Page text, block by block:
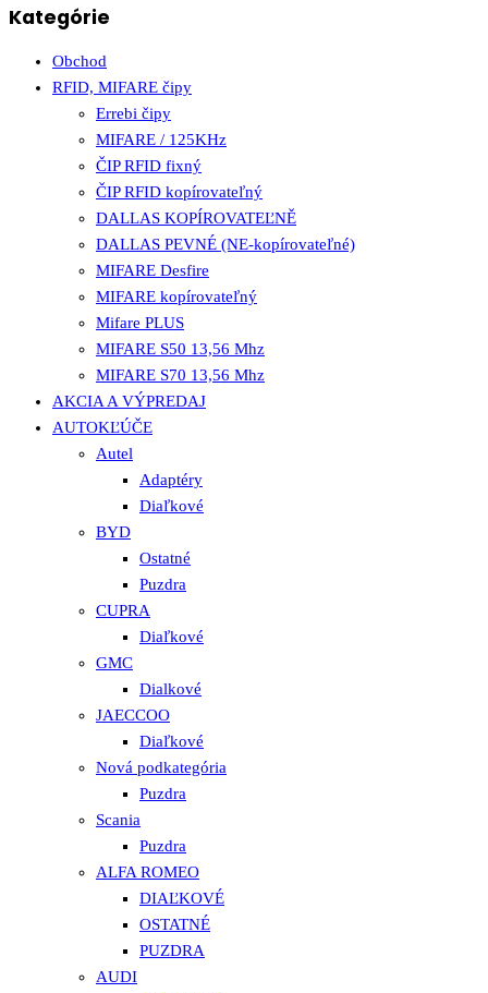
Kategórie
Obchod
RFID, MIFARE čipy
Errebi čipy
MIFARE / 125KHz
ČIP RFID fixný
ČIP RFID kopírovateľný
DALLAS KOPÍROVATEĽNĚ
DALLAS PEVNÉ (NE-kopírovateľné)
MIFARE Desfire
MIFARE kopírovateľný
Mifare PLUS
MIFARE S50 13,56 Mhz
MIFARE S70 13,56 Mhz
AKCIA A VÝPREDAJ
AUTOKĽÚČE
Autel
Adaptéry
Diaľkové
BYD
Ostatné
Puzdra
CUPRA
Diaľkové
GMC
Dialkové
JAECCOO
Diaľkové
Nová podkategória
Puzdra
Scania
Puzdra
ALFA ROMEO
DIAĽKOVÉ
OSTATNÉ
PUZDRA
AUDI